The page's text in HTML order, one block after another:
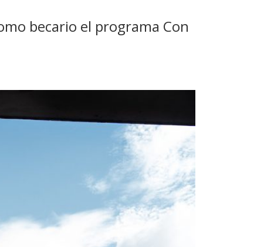
becario el programa Con